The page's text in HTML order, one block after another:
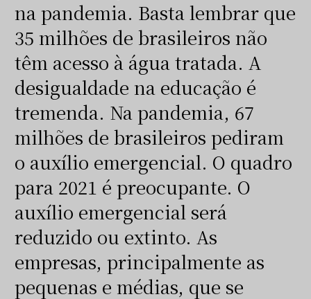
na pandemia. Basta lembrar que
35 milhões de brasileiros não
têm acesso à água tratada. A
desigualdade na educação é
tremenda. Na pandemia, 67
milhões de brasileiros pediram
o auxílio emergencial. O quadro
para 2021 é preocupante. O
auxílio emergencial será
reduzido ou extinto. As
empresas, principalmente as
pequenas e médias, que se